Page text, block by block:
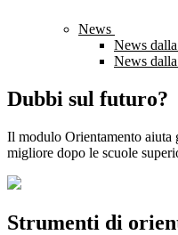
News
News
News
Dubbi sul futuro?
Il modulo Orientamento aiuta
migliore dopo le scuole
Strumenti di